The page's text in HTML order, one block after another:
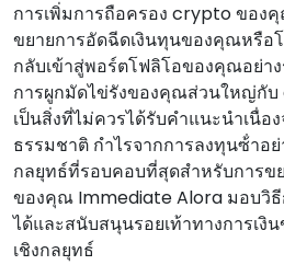
การเพิ่มการถือครอง crypto ของ
ขยายการอัดฉีดเงินทุนของคุณหรือ
กลับเข้าสู่พอร์ตโฟลิโอของคุณอย่า
การผูกมัดไข่รังของคุณส่วนใหญ่กั
เป็นสิ่งที่ไม่ควรได้รับคําแนะนําเนื่อ
ธรรมชาติ กําไรจากการลงทุนซ้ําอ
กลยุทธ์ที่รอบคอบที่สุดสําหรับการ
ของคุณ Immediate Alora มอบวิธี
ได้และสนับสนุนรอยเท้าทางการเ
เชิงกลยุทธ์